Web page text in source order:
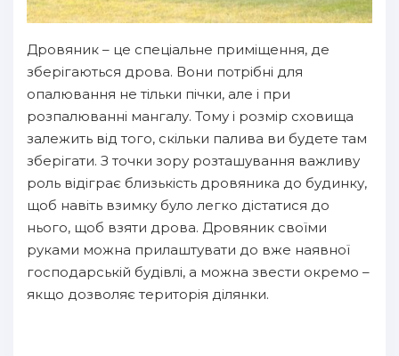
Дровяник – це спеціальне приміщення, де
зберігаються дрова. Вони потрібні для
опалювання не тільки пічки, але і при
розпалюванні мангалу. Тому і розмір сховища
залежить від того, скільки палива ви будете там
зберігати. З точки зору розташування важливу
роль відіграє близькість дровяника до будинку,
щоб навіть взимку було легко дістатися до
нього, щоб взяти дрова. Дровяник своїми
руками можна прилаштувати до вже наявної
господарській будівлі, а можна звести окремо –
якщо дозволяє територія ділянки.